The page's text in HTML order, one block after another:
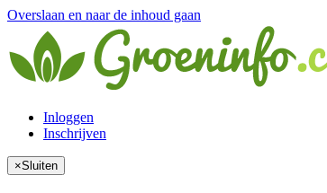
Overslaan en naar de inhoud gaan
Inloggen
Inschrijven
×Sluiten